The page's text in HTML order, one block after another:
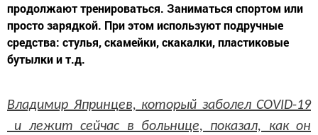
продолжают тренироваться. Заниматься спортом или
просто зарядкой. При этом используют подручные
средства: стулья, скамейки, скакалки, пластиковые
бутылки и т.д.
Владимир Япринцев, который заболел COVID-19
и лежит сейчас в больнице, показал, как он